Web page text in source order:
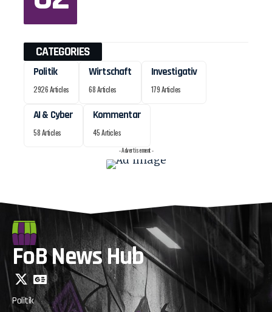
CATEGORIES
Politik
2926 Articles
Wirtschaft
68 Articles
Investigativ
179 Articles
AI & Cyber
58 Articles
Kommentar
45 Articles
- Advertisement -
FoB News Hub
Politik